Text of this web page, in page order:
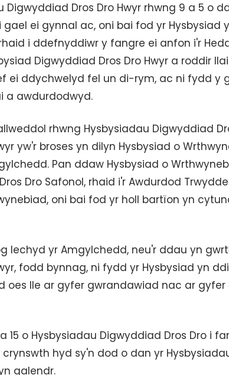
Digwyddiad Dros Dro Hwyr rhwng 9 a 5 o
ei gynnal ac, oni bai fod yr Hysbysiad
i ddefnyddiwr y fangre ei anfon i'r
Digwyddiad Dros Dro Hwyr a roddir
ei ddychwelyd fel un di-rym, ac ni fydd y
a awdurdodwyd.
rhwng Hysbysiadau Digwyddiad
yw'r broses yn dilyn Hysbysiad o
Pan ddaw Hysbysiad o
Dro Safonol, rhaid i'r Awdurdod
oni bai fod yr holl bartïon yn
Iechyd yr Amgylchedd, neu'r ddau yn
fodd bynnag, ni fydd yr Hysbysiad yn
oes lle ar gyfer gwrandawiad nac ar
15 o Hysbysiadau Digwyddiad Dros Dro i
hyd sy'n dod o dan yr
galendr.